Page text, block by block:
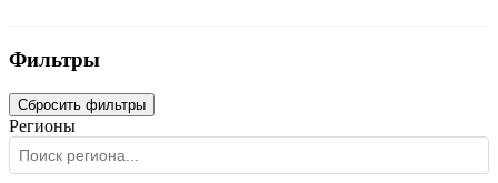
Фильтры
Сбросить фильтры
Регионы